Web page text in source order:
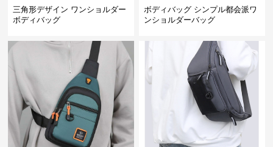
三角形デザイン ワンショルダー
ボディバッグ
ボディバッグ シンプル都会派ワ
ンショルダーバッグ